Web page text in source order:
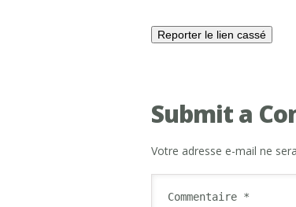
Submit a
Votre adresse e-mail ne